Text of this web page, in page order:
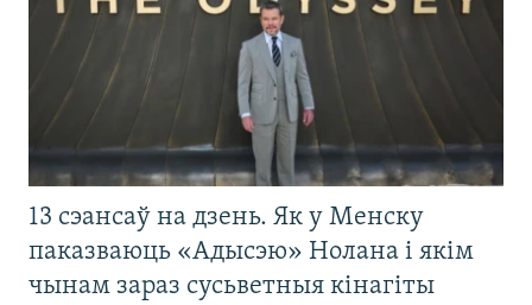
13 сэансаў на дзень. Як у Менску
паказваюць «Адысэю» Нолана і якім
чынам зараз сусьветныя кінагіты